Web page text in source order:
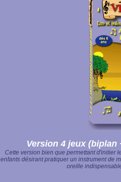
Version 4 jeux
Cette version bien que permettant d'initier
enfants désirant pratiquer un instrument de
oreille